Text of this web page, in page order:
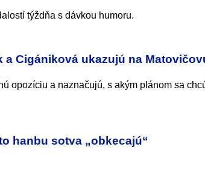
týždňa s dávkou humoru.
a Cigániková ukazujú na
opozíciu a naznačujú, s akým plánom sa
hanbu sotva „obkecajú“